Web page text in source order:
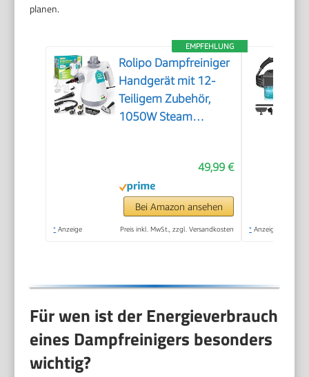
planen.
EMPFEHLUNG
Rolipo Dampfreiniger
Handgerät mit 12-
Teiligem Zubehör,
1050W Steam
Polster & Auto–100%
Chemiefrei,
Hochdruck-Dampf
gegen Schmutz Fett
49,99 €
Bei Amazon ansehen
* Anzeige Preis inkl. MwSt., zzgl. Versandkosten * Anzeige
Für wen ist der Energieverbrauch
eines Dampfreinigers besonders
wichtig?